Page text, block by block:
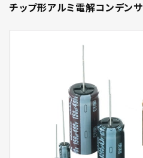
チップ形アルミ電解コンデンサ